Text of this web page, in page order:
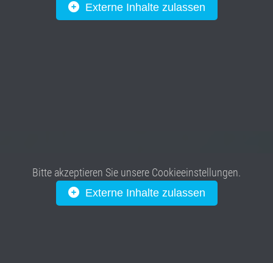
Externe Inhalte zulassen
Bitte akzeptieren Sie unsere Cookieeinstellungen.
Externe Inhalte zulassen